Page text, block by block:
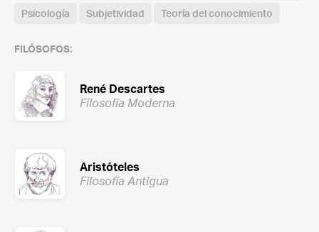
Psicología
Subjetividad Teoría del conocimiento
FILÓSOFOS:
René Descartes
Filosofía Moderna
Aristóteles
Filosofía Antigua